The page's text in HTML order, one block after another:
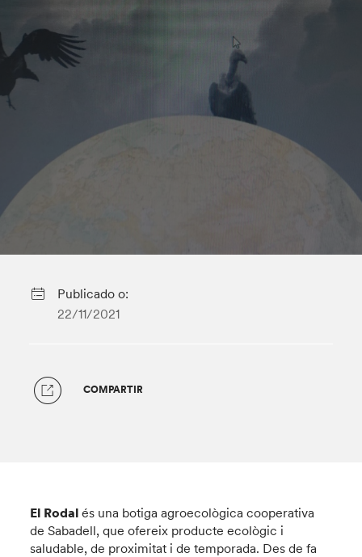
Publicado o:
22/11/2021
COMPARTIR
El Rodal és una botiga agroecològica cooperativa
de Sabadell, que ofereix producte ecològic i
saludable, de proximitat i de temporada. Des de fa